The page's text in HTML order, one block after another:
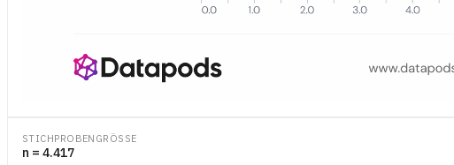
STICHPROBENGRÖSSE
n = 4.417